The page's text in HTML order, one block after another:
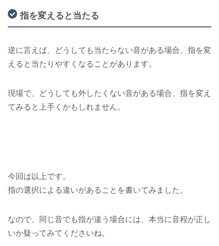
指を変えると当たる
逆に言えば、どうしても当たらない音がある場合、指を変
えると当たりやすくなることがあります。
現場で、どうしても外したくない音がある場合、指を変え
てみると上手くかもしれません。
今回は以上です。
指の選択による違いがあることを書いてみました。
なので、同じ音でも指が違う場合には、本当に音程が正し
いか疑ってみてくださいね。